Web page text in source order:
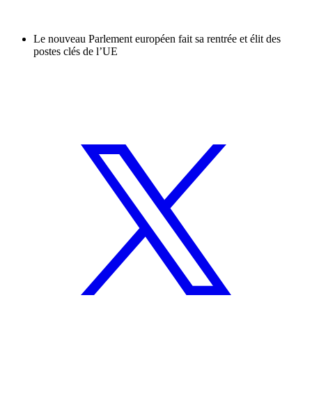
Le nouveau Parlement européen fait sa rentrée et élit des
postes clés de l’UE